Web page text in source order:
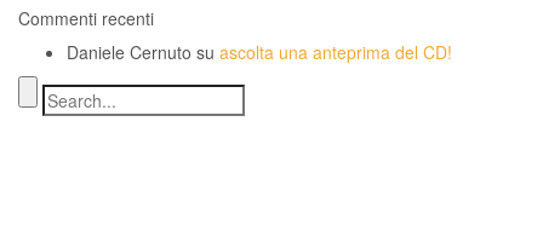
Commenti recenti
Daniele Cernuto su ascolta una anteprima del CD!